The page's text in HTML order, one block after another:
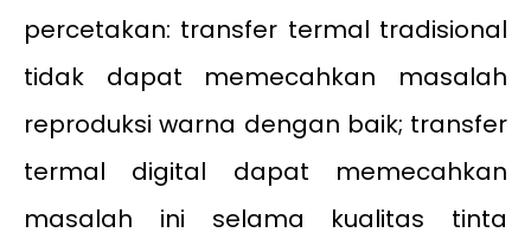
percetakan: transfer termal tradisional
tidak dapat memecahkan masalah
reproduksi warna dengan baik; transfer
termal digital dapat memecahkan
masalah ini selama kualitas tinta